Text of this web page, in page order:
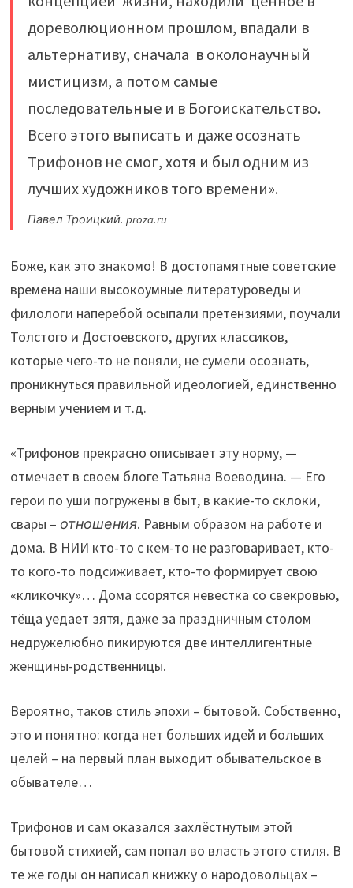
дореволюционном прошлом, впадали в
альтернативу, сначала в околонаучный
мистицизм, а потом самые
последовательные и в Богоискательство.
Всего этого выписать и даже осознать
Трифонов не смог, хотя и был одним из
лучших художников того времени».
Павел Троицкий. proza.ru
Боже, как это знакомо! В достопамятные советские
времена наши высокоумные литературоведы и
филологи наперебой осыпали претензиями, поучали
Толстого и Достоевского, других классиков,
которые чего-то не поняли, не сумели осознать,
проникнуться правильной идеологией, единственно
верным учением и т.д.
«Трифонов прекрасно описывает эту норму, —
отмечает в своем блоге Татьяна Воеводина. — Его
герои по уши погружены в быт, в какие-то склоки,
свары – отношения. Равным образом на работе и
дома. В НИИ кто-то с кем-то не разговаривает, кто-
то кого-то подсиживает, кто-то формирует свою
«кликочку»… Дома ссорятся невестка со свекровью,
тёща уедает зятя, даже за праздничным столом
недружелюбно пикируются две интеллигентные
женщины-родственницы.
Вероятно, таков стиль эпохи – бытовой. Собственно,
это и понятно: когда нет больших идей и больших
целей – на первый план выходит обывательское в
обывателе…
Трифонов и сам оказался захлёстнутым этой
бытовой стихией, сам попал во власть этого стиля. В
те же годы он написал книжку о народовольцах –